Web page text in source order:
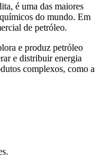
é uma das maiores
do mundo. Em
de petróleo.
e produz petróleo
e distribuir energia
complexos, como a